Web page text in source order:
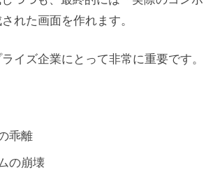
れた画面を作れます。
イズ企業にとって非常に重要です。
乖離
の崩壊